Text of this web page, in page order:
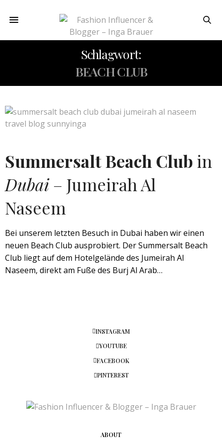
Schlagwort:
BEACH CLUB
Summersalt Beach Clubin
Dubai– Jumeirah Al
Naseem
Bei unserem letzten Besuch in Dubai haben wir einen
neuen Beach Club ausprobiert. Der Summersalt Beach
Club liegt auf dem Hotelgelände des Jumeirah Al
Naseem, direkt am Fuße des Burj Al Arab…
INSTAGRAM
YOUTUBE
FACEBOOK
PINTEREST
ABOUT